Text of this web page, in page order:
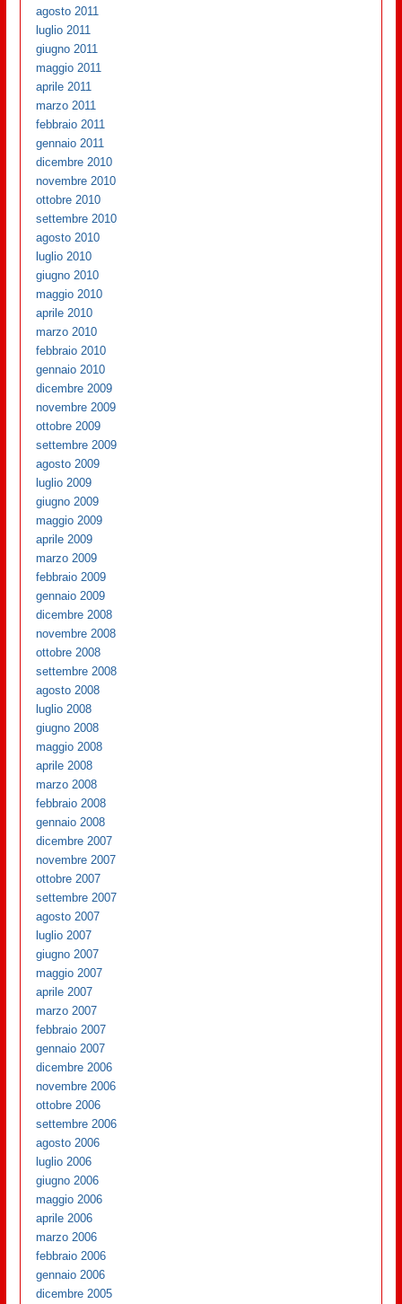
agosto 2011
luglio 2011
giugno 2011
maggio 2011
aprile 2011
marzo 2011
febbraio 2011
gennaio 2011
dicembre 2010
novembre 2010
ottobre 2010
settembre 2010
agosto 2010
luglio 2010
giugno 2010
maggio 2010
aprile 2010
marzo 2010
febbraio 2010
gennaio 2010
dicembre 2009
novembre 2009
ottobre 2009
settembre 2009
agosto 2009
luglio 2009
giugno 2009
maggio 2009
aprile 2009
marzo 2009
febbraio 2009
gennaio 2009
dicembre 2008
novembre 2008
ottobre 2008
settembre 2008
agosto 2008
luglio 2008
giugno 2008
maggio 2008
aprile 2008
marzo 2008
febbraio 2008
gennaio 2008
dicembre 2007
novembre 2007
ottobre 2007
settembre 2007
agosto 2007
luglio 2007
giugno 2007
maggio 2007
aprile 2007
marzo 2007
febbraio 2007
gennaio 2007
dicembre 2006
novembre 2006
ottobre 2006
settembre 2006
agosto 2006
luglio 2006
giugno 2006
maggio 2006
aprile 2006
marzo 2006
febbraio 2006
gennaio 2006
dicembre 2005